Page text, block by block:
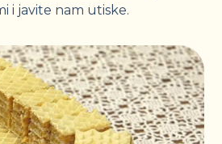
i javite nam utiske.